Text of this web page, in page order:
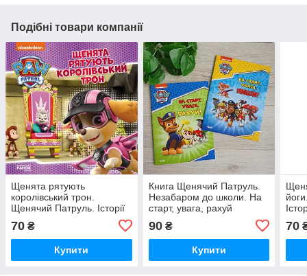
Подібні товари компанії
Щенята рятують
королівський трон.
Щенячий Патруль. Історії
ЛП193025У
70 ₴
Купити
Книга Щенячий Патруль.
Незабаром до школи. На
старт, увага, рахуй
90₴
Купити
70